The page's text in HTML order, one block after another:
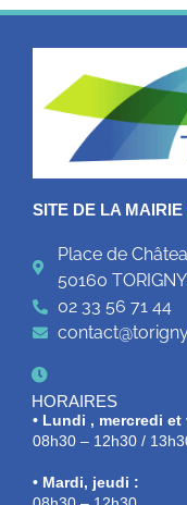
SITE DE LA
Place de
50160
02 33 56 71 44
HORAIRES
• Lundi , mercredi
08h30 – 12h30 /
• Mardi, jeudi :